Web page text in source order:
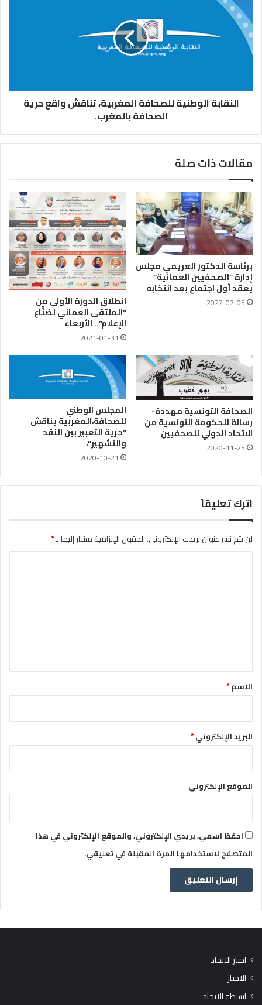
النقابة الوطنية للصحافة المغربية، تناقش واقع حرية
الصحافة بالمغرب.
مقالات ذات صلة
برئاسة الدكتور العريمي مجلس
إدارة “الصحفيين العمانية”
يعقد أول اجتماع بعد انتخابه
2022-07-05 انطلاق الدورة الأولى من
“الملتقى العماني لصُنَّاع
الإعلام”.. الأربعاء
2021-01-31
الصحافة التونسية مهددة-
رسالة للحكومة التونسية من
الاتحاد الدولي للصحفيين
2020-11-25
المجلس الوطني
للصحافة،المغربية يناقش
“حرية التعبير بين النقد
والتشهير”،
2020-10-21
اترك تعليقاً
لن يتم نشر عنوان بريدك الإلكتروني.الحقول الإلزامية مشار إليها بـ*
*الاسم*
البريد الإلكتروني*
الموقع الإلكتروني
احفظ اسمي، بريدي الإلكتروني، والموقع الإلكتروني في هذا
المتصفح لاستخدامها المرة المقبلة في تعليقي.
اخبار الاتحاد
الاخبار
انشطة الاتحاد